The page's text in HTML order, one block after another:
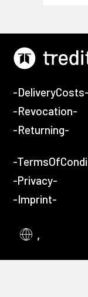
-DeliveryCosts-
-Revocation-
-Returning-
-
-Privacy-
-Imprint-
,